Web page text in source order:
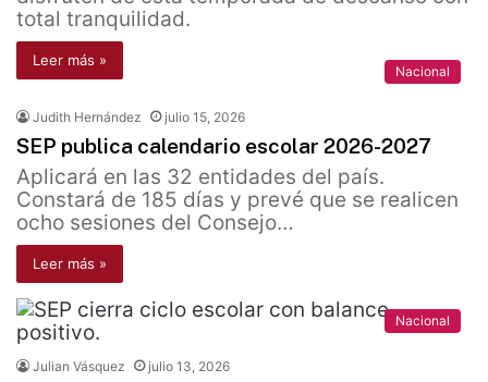
total tranquilidad.
Leer más »
Nacional
Judith Hernández julio 15, 2026
SEP publica calendario escolar 2026-2027
Aplicará en las 32 entidades del país.
Constará de 185 días y prevé que se realicen
ocho sesiones del Consejo…
Leer más »
Nacional
Julian Vásquez julio 13, 2026